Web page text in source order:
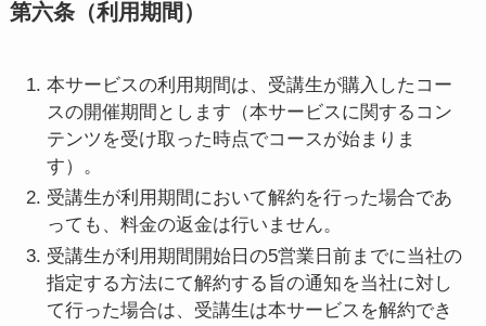
第六条（利用期間）
本サービスの利用期間は、受講生が購入したコー
スの開催期間とします（本サービスに関するコン
テンツを受け取った時点でコースが始まりま
す）。
受講生が利用期間において解約を行った場合であ
っても、料金の返金は行いません。
受講生が利用期間開始日の5営業日前までに当社の
指定する方法にて解約する旨の通知を当社に対し
て行った場合は、受講生は本サービスを解約でき